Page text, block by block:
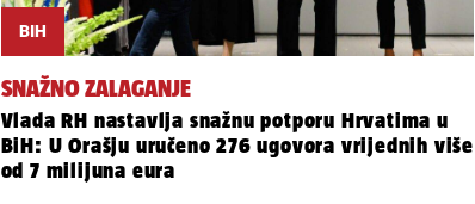
BIH
SNAŽNO ZALAGANJE
Vlada RH nastavlja snažnu potporu Hrvatima u
BiH: U Orašju uručeno 276 ugovora vrijednih više
od 7 milijuna eura